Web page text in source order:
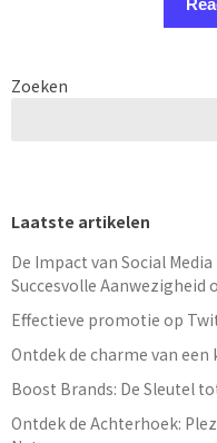
Zoeken
Laatste artikelen
De Impact van Social
Succesvolle Aanwezigheid
Effectieve promotie op
Ontdek de charme van
Boost Brands: De Sleutel
Ontdek de Achterhoek: